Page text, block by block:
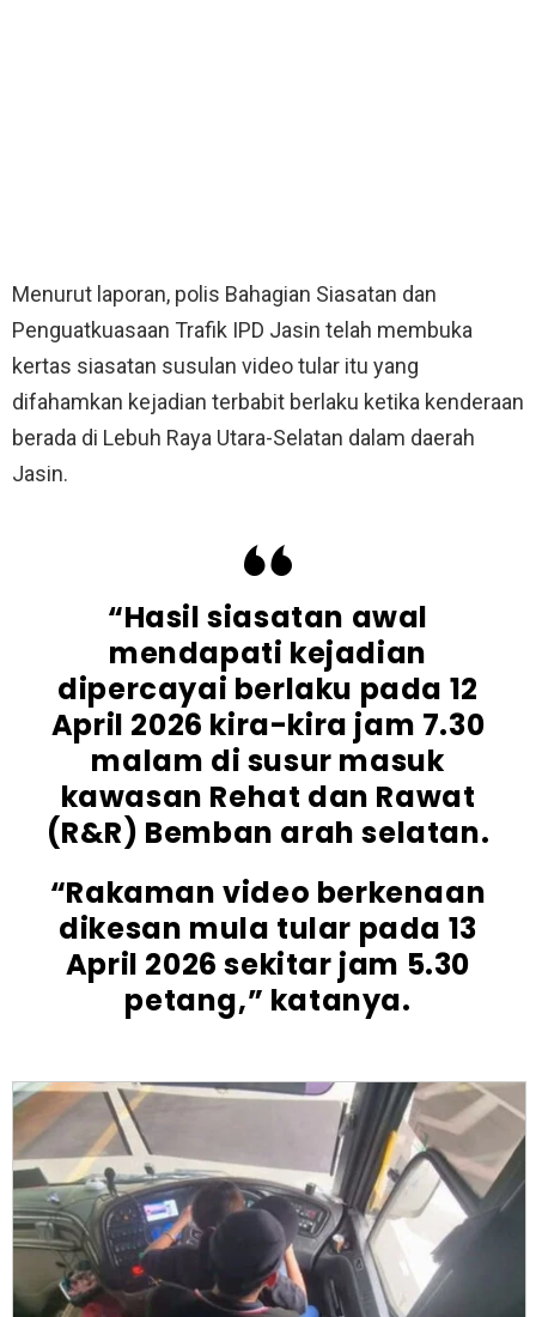
Menurut laporan, polis Bahagian Siasatan dan
Penguatkuasaan Trafik IPD Jasin telah membuka
kertas siasatan susulan video tular itu yang
difahamkan kejadian terbabit berlaku ketika kenderaan
berada di Lebuh Raya Utara-Selatan dalam daerah
Jasin.
“Hasil siasatan awal
mendapati kejadian
dipercayai berlaku pada 12
April 2026 kira-kira jam 7.30
malam di susur masuk
kawasan Rehat dan Rawat
(R&R) Bemban arah selatan.
“Rakaman video berkenaan
dikesan mula tular pada 13
April 2026 sekitar jam 5.30
petang,” katanya.